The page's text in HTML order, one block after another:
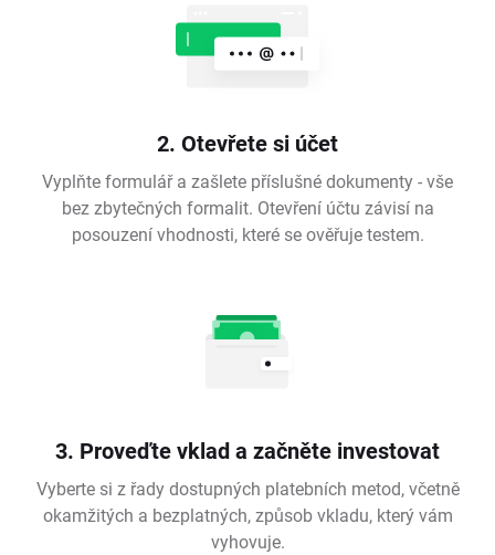
2. Otevřete si účet
Vyplňte formulář a zašlete příslušné dokumenty - vše
bez zbytečných formalit. Otevření účtu závisí na
posouzení vhodnosti, které se ověřuje testem.
3. Proveďte vklad a začněte investovat
Vyberte si z řady dostupných platebních metod, včetně
okamžitých a bezplatných, způsob vkladu, který vám
vyhovuje.